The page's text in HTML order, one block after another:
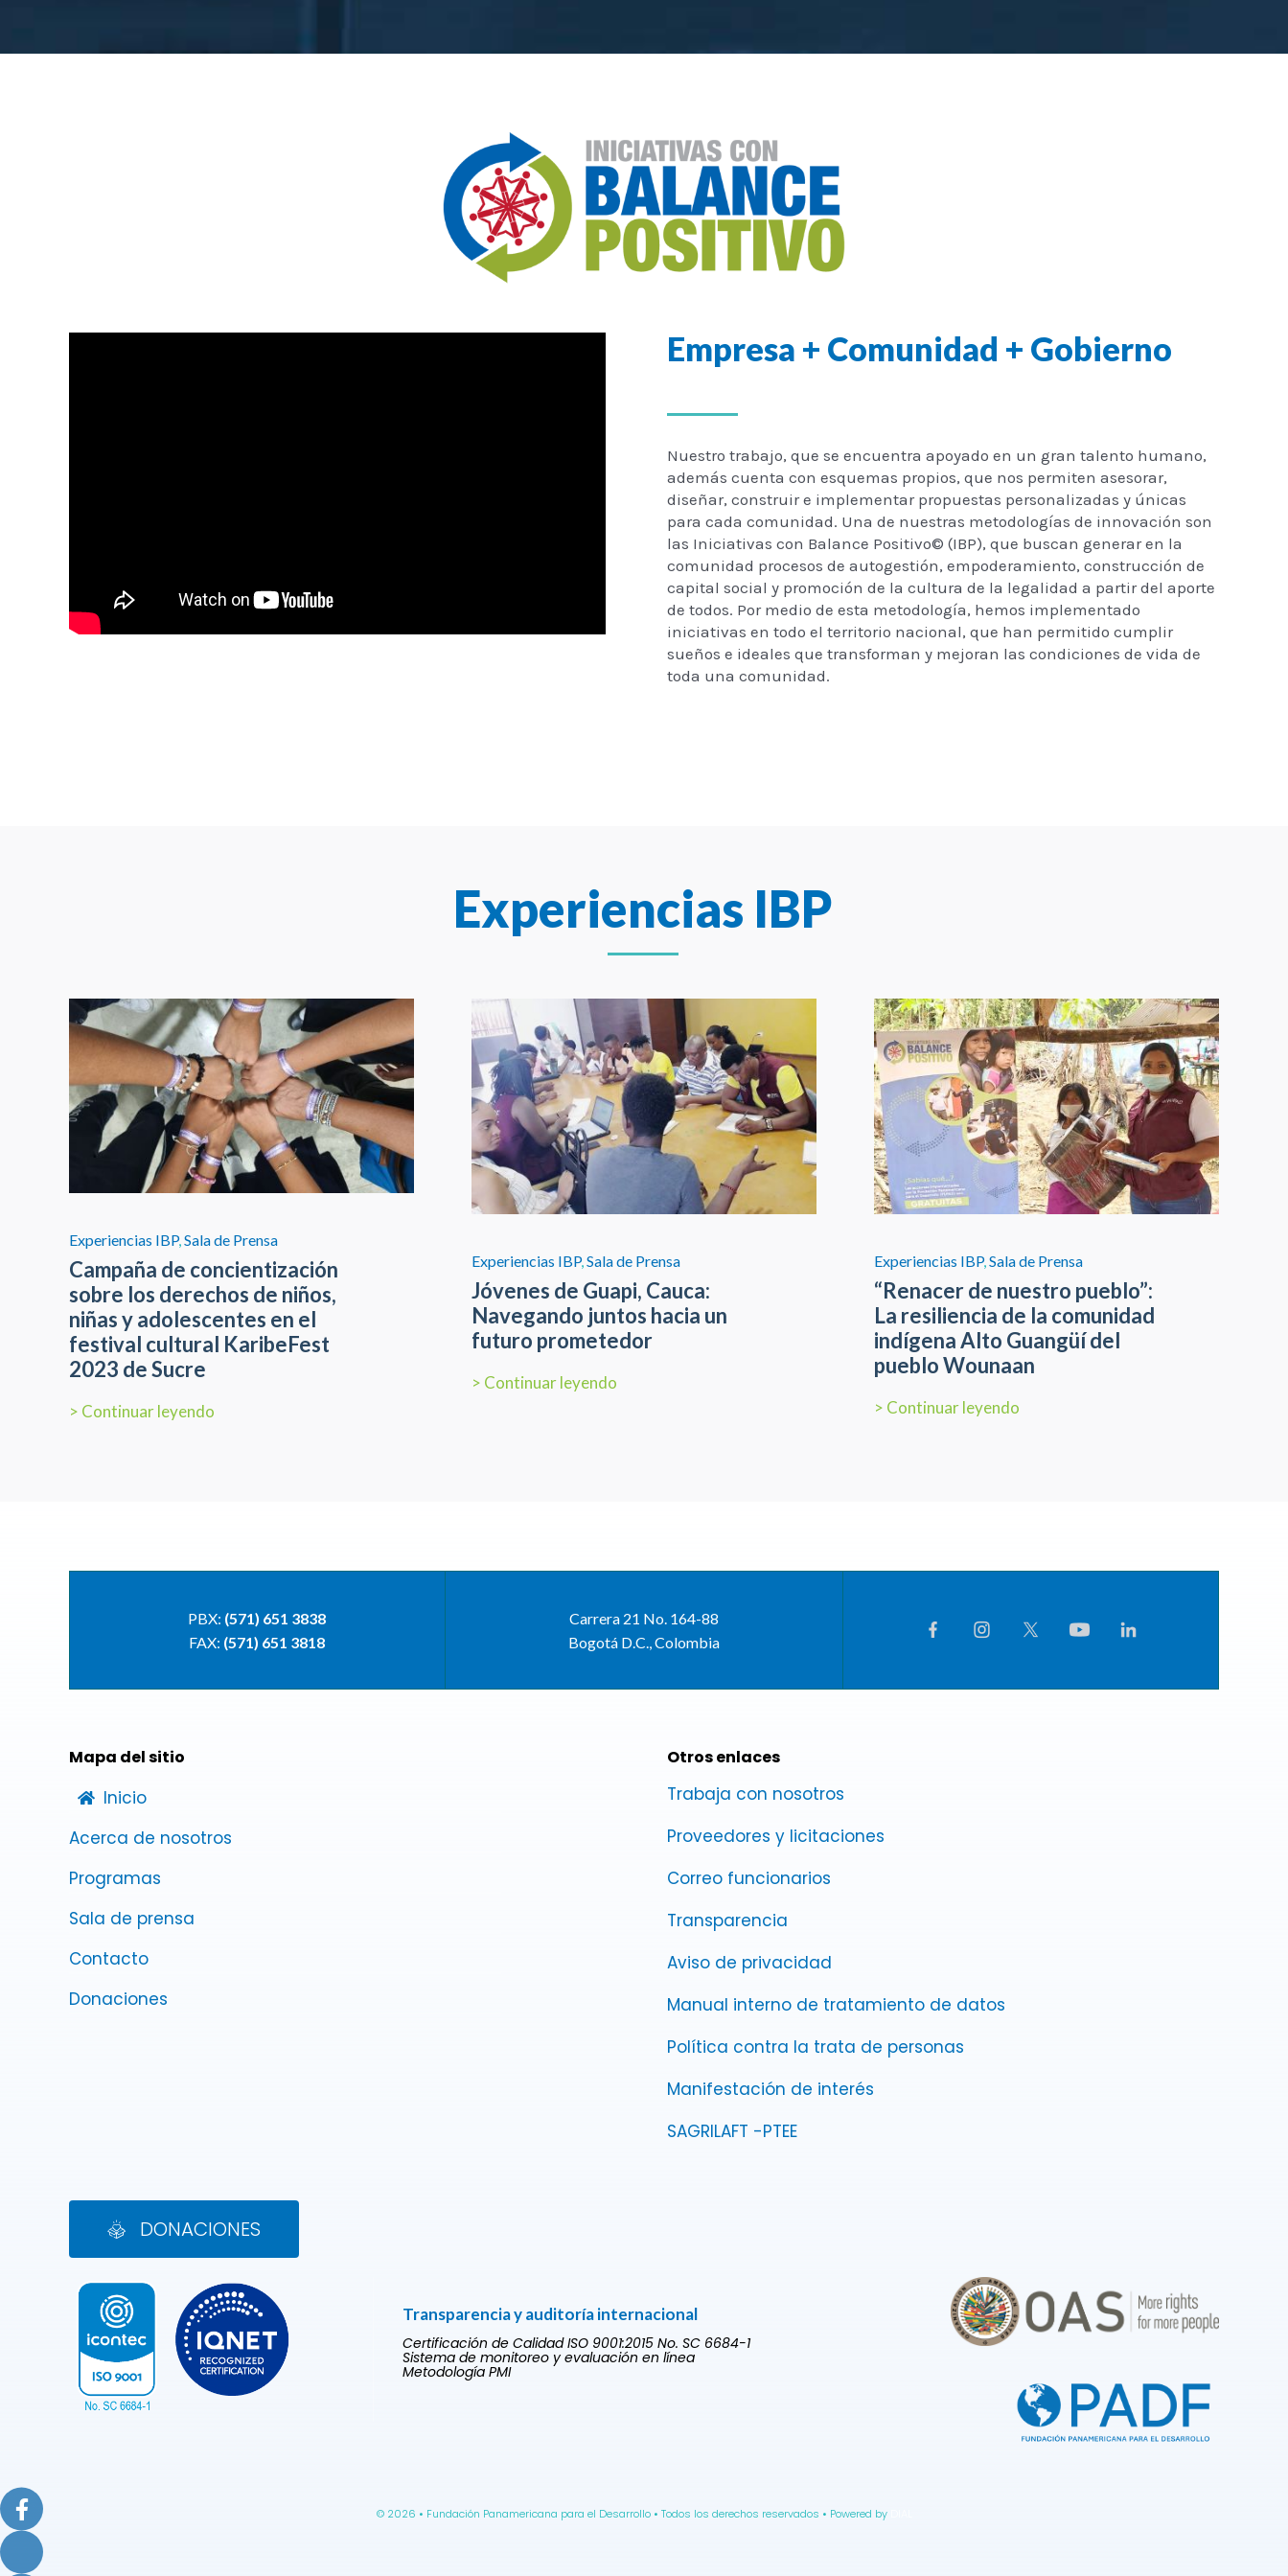
Empresa + Comunidad + Gobierno
Nuestro trabajo, que se encuentra apoyado en un gran talento humano,
además cuenta con esquemas propios, que nos permiten asesorar,
diseñar, construir e implementar propuestas personalizadas y únicas
para cada comunidad. Una de nuestras metodologías de innovación son
las Iniciativas con Balance Positivo© (IBP), que buscan generar en la
comunidad procesos de autogestión, empoderamiento, construcción de
capital social y promoción de la cultura de la legalidad a partir del aporte
de todos. Por medio de esta metodología, hemos implementado
iniciativas en todo el territorio nacional, que han permitido cumplir
sueños e ideales que transforman y mejoran las condiciones de vida de
toda una comunidad.
Experiencias IBP
Experiencias IBP, Sala de Prensa
Campaña de concientización
sobre los derechos de niños,
niñas y adolescentes en el
festival cultural KaribeFest
2023 de Sucre
> Continuar leyendo
Experiencias IBP,Sala de Prensa
Jóvenes de Guapi, Cauca:
Navegando juntos hacia un
futuro prometedor
> Continuar leyendo
Experiencias IBP,Sala de Prensa
“Renacer de nuestro pueblo”:
La resiliencia de la comunidad
indígena Alto Guangüí del
pueblo Wounaan
> Continuar leyendo
PBX: (571) 651 3838
FAX: (571) 651 3818
Carrera 21 No. 164-88
Bogotá D.C., Colombia
Mapa del sitio
Inicio
Acerca de nosotros
Programas
Sala de prensa
Contacto
Donaciones
Otros enlaces
Trabaja con nosotros
Proveedores y licitaciones
Correo funcionarios
Transparencia
Aviso de privacidad
Manual interno de tratamiento de datos
Política contra la trata de personas
Manifestación de interés
SAGRILAFT -PTEE
DONACIONES
Transparencia y auditoría internacional
Certificación de Calidad ISO 9001:2015 No. SC 6684-1
Sistema de monitoreo y evaluación en línea
Metodología PMI
© 2026 • Fundación Panamericana para el Desarrollo • Todos los derechos reservados • Powered by